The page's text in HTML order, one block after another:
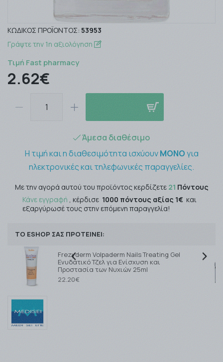
ΚΩΔΙΚΌΣ ΠΡΟΪΌΝΤΟΣ: 53953
Γράψτε την 1η αξιολόγηση
Τιμή Fast pharmacy
2.62€
Άμεσα διαθέσιμο
Η τιμή και η διαθεσιμότητα ισχύουνΜΟΝΟγια
ηλεκτρονικές και τηλεφωνικές παραγγελίες.
Με την αγορά αυτού του προϊόντος κερδίζετε 21 Πόντους
Κάνε εγγραφή , κέρδισε 1000 πόντους αξίας 1€ και
εξαργύρωσέ τους στην επόμενη παραγγελία!
ΤΟ ESHOP ΣΑΣ ΠΡΟΤΕΙΝΕΙ:
Frezyderm Volpaderm Nails Treating Gel
Ενυδατικό Τζελ για Ενίσχυση και
Προστασία των Νυχιών 25ml
22.20€